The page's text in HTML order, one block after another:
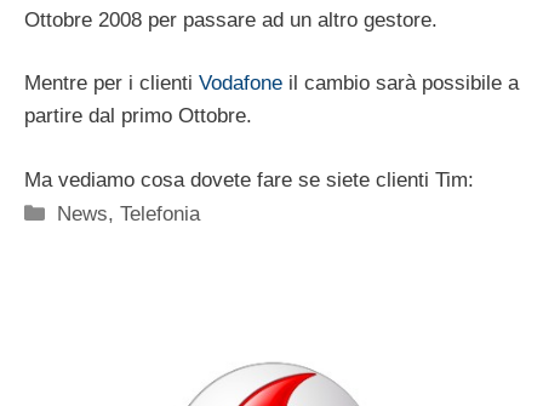
Ottobre 2008 per passare ad un altro gestore.
Mentre per i clienti Vodafone il cambio sarà possibile a
partire dal primo Ottobre.
Ma vediamo cosa dovete fare se siete clienti Tim:
Categorie
News,Telefonia